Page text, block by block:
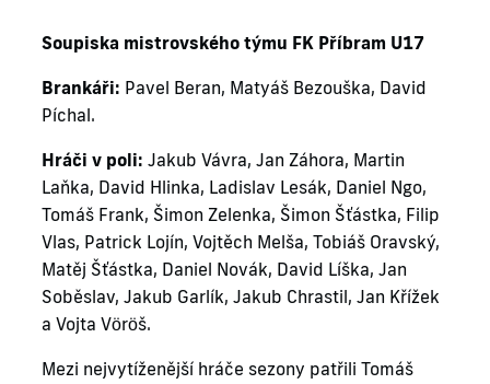
Soupiska mistrovského týmu FK Příbram U17
Brankáři: Pavel Beran, Matyáš Bezouška, David
Píchal.
Hráči v poli: Jakub Vávra, Jan Záhora, Martin
Laňka, David Hlinka, Ladislav Lesák, Daniel Ngo,
Tomáš Frank, Šimon Zelenka, Šimon Šťástka, Filip
Vlas, Patrick Lojín, Vojtěch Melša, Tobiáš Oravský,
Matěj Šťástka, Daniel Novák, David Líška, Jan
Soběslav, Jakub Garlík, Jakub Chrastil, Jan Křížek
a Vojta Vöröš.
Mezi nejvytíženější hráče sezony patřili Tomáš